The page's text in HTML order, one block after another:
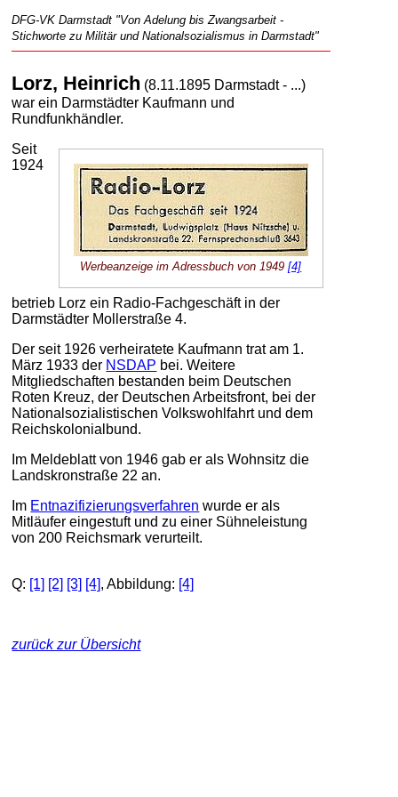
DFG-VK Darmstadt "Von Adelung bis Zwangsarbeit -
Stichworte zu Militär und Nationalsozialismus in Darmstadt"
Lorz, Heinrich (8.11.1895 Darmstadt - ...)
war ein Darmstädter Kaufmann und
Rundfunkhändler.
Werbeanzeige im Adressbuch von 1949[4]
Seit
1924
betrieb Lorz ein Radio-Fachgeschäft in der
Darmstädter Mollerstraße 4.
Der seit 1926 verheiratete Kaufmann trat am 1.
März 1933 der NSDAP bei. Weitere
Mitgliedschaften bestanden beim Deutschen
Roten Kreuz, der Deutschen Arbeitsfront, bei der
Nationalsozialistischen Volkswohlfahrt und dem
Reichskolonialbund.
Im Meldeblatt von 1946 gab er als Wohnsitz die
Landskronstraße 22 an.
Im Entnazifizierungsverfahren wurde er als
Mitläufer eingestuft und zu einer Sühneleistung
von 200 Reichsmark verurteilt.
Q: [1] [2] [3] [4], Abbildung: [4]
zurück zur Übersicht